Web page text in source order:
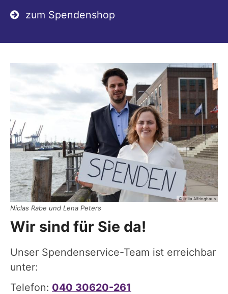
zum Spendenshop
© Julia Alfringhaus
Niclas Rabe und Lena Peters
Wir sind für Sie da!
Unser Spendenservice-Team ist erreichbar
unter:
Telefon: 040 30620-261